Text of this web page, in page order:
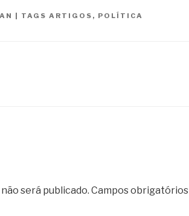
| TAGS ARTIGOS , POLÍTICA
será publicado. Campos obrigatórios